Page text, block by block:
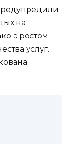
на
с ростом
услуг.